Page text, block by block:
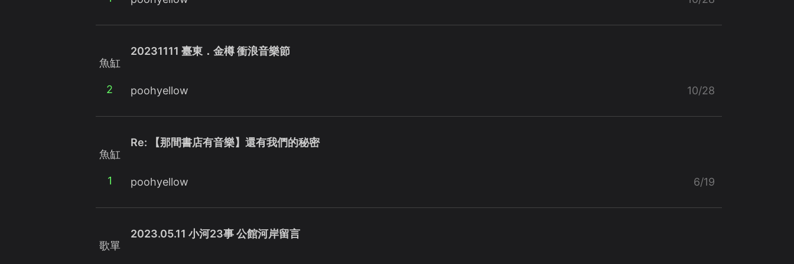
魚缸
2
20231111 臺東．金樽 衝浪音樂節
poohyellow 10/28
魚缸
1
Re: 【那間書店有音樂】還有我們的秘密
poohyellow 6/19
歌單
2023.05.11 小河23事 公館河岸留言